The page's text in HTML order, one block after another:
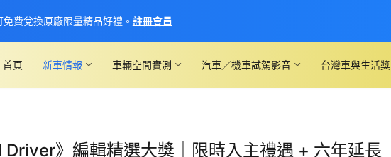
首頁 新車情報 車輛空間實測 汽車／機車試駕影音 台灣車與生活獎
》編輯精選大獎｜限時入主禮遇 + 六年延長
費兌換原廠限量精品好禮。 註冊會員